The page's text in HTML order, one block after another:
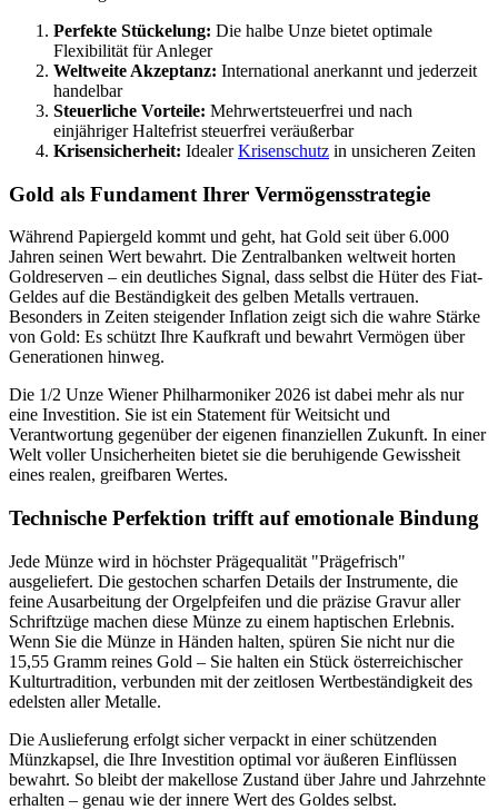
Perfekte Stückelung: Die halbe Unze bietet optimale
Flexibilität für Anleger
Weltweite Akzeptanz: International anerkannt und jederzeit
handelbar
Steuerliche Vorteile: Mehrwertsteuerfrei und nach
einjähriger Haltefrist steuerfrei veräußerbar
Krisensicherheit: IdealerKrisenschutz in unsicheren Zeiten
Gold als Fundament Ihrer Vermögensstrategie
Während Papiergeld kommt und geht, hat Gold seit über 6.000
Jahren seinen Wert bewahrt. Die Zentralbanken weltweit horten
Goldreserven – ein deutliches Signal, dass selbst die Hüter des Fiat-
Geldes auf die Beständigkeit des gelben Metalls vertrauen.
Besonders in Zeiten steigender Inflation zeigt sich die wahre Stärke
von Gold: Es schützt Ihre Kaufkraft und bewahrt Vermögen über
Generationen hinweg.
Die 1/2 Unze Wiener Philharmoniker 2026 ist dabei mehr als nur
eine Investition. Sie ist ein Statement für Weitsicht und
Verantwortung gegenüber der eigenen finanziellen Zukunft. In einer
Welt voller Unsicherheiten bietet sie die beruhigende Gewissheit
eines realen, greifbaren Wertes.
Technische Perfektion trifft auf emotionale Bindung
Jede Münze wird in höchster Prägequalität "Prägefrisch"
ausgeliefert. Die gestochen scharfen Details der Instrumente, die
feine Ausarbeitung der Orgelpfeifen und die präzise Gravur aller
Schriftzüge machen diese Münze zu einem haptischen Erlebnis.
Wenn Sie die Münze in Händen halten, spüren Sie nicht nur die
15,55 Gramm reines Gold – Sie halten ein Stück österreichischer
Kulturtradition, verbunden mit der zeitlosen Wertbeständigkeit des
edelsten aller Metalle.
Die Auslieferung erfolgt sicher verpackt in einer schützenden
Münzkapsel, die Ihre Investition optimal vor äußeren Einflüssen
bewahrt. So bleibt der makellose Zustand über Jahre und Jahrzehnte
erhalten – genau wie der innere Wert des Goldes selbst.